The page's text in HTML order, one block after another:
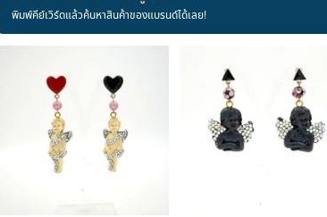
พิมพ์คีย์เวิร์ดแล้วค้นหาสินค้าของแบรนด์ได้เลย!
ต่างหู